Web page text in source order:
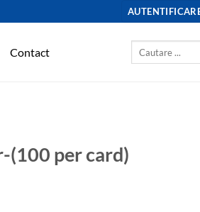
Contact
(100 per card)